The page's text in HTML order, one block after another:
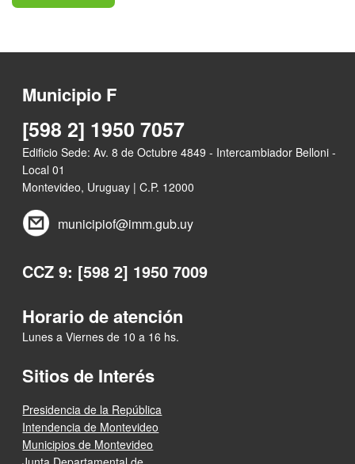
Municipio F
[598 2] 1950 7057
Edificio Sede: Av. 8 de Octubre 4849 - Intercambiador Belloni -
Local 01
Montevideo, Uruguay | C.P. 12000
municipiof@imm.gub.uy
CCZ 9: [598 2] 1950 7009
Horario de atención
Lunes a Viernes de 10 a 16 hs.
Sitios de Interés
Presidencia de la República
Intendencia de Montevideo
Municipios de Montevideo